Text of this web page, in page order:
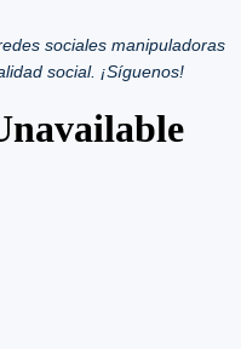
sociales manipuladoras
social. ¡Síguenos!